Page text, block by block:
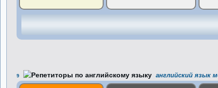
9 английский язык